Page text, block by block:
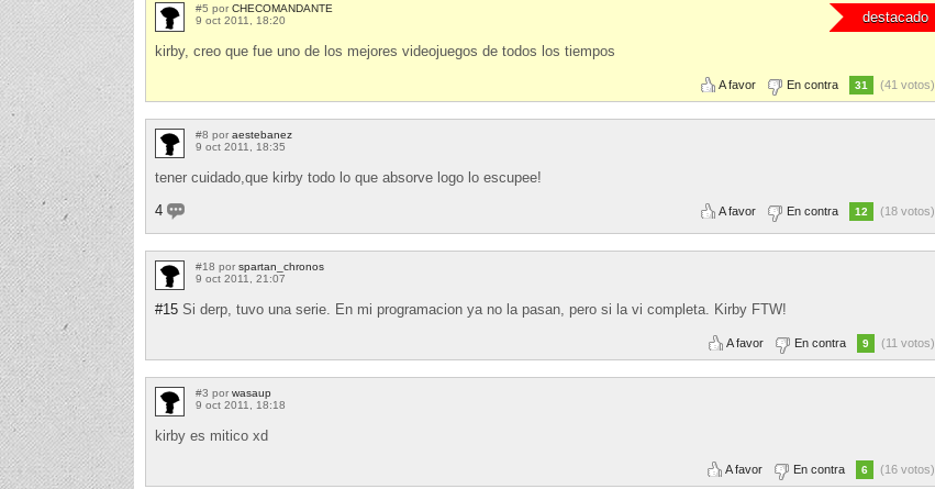
destacado
#5 por CHECOMANDANTE
9 oct 2011, 18:20
kirby, creo que fue uno de los mejores videojuegos de todos los tiempos
A favor En contra 31 (41 votos)
#8 por aestebanez
9 oct 2011, 18:35
tener cuidado,que kirby todo lo que absorve logo lo escupee!
4
A favor En contra 12 (18 votos)
#18 por spartan_chronos
9 oct 2011, 21:07
#15 Si derp, tuvo una serie. En mi programacion ya no la pasan, pero si la vi completa. Kirby FTW!
A favor En contra 9 (11 votos)
#3 por wasaup
9 oct 2011, 18:18
kirby es mitico xd
A favor En contra 6 (16 votos)